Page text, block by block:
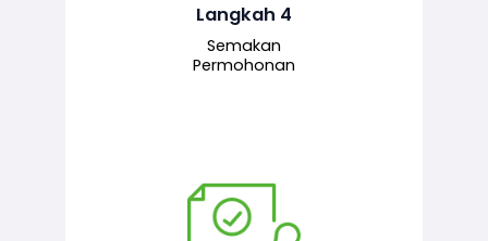
Langkah 4
Semakan
Permohonan
kepada pegawai pelulus untuk
tindakan seterusnya.